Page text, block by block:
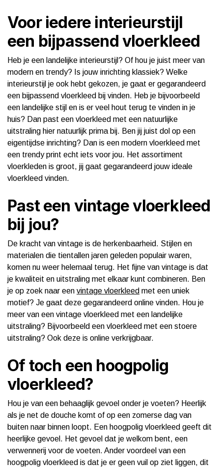
Voor iedere interieurstijl
een bijpassend vloerkleed
Heb je een landelijke interieurstijl? Of hou je juist meer van
modern en trendy? Is jouw inrichting klassiek? Welke
interieurstijl je ook hebt gekozen, je gaat er gegarandeerd
een bijpassend vloerkleed bij vinden. Heb je bijvoorbeeld
een landelijke stijl en is er veel hout terug te vinden in je
huis? Dan past een vloerkleed met een natuurlijke
uitstraling hier natuurlijk prima bij. Ben jij juist dol op een
eigentijdse inrichting? Dan is een modern vloerkleed met
een trendy print echt iets voor jou. Het assortiment
vloerkleden is groot, jij gaat gegarandeerd jouw ideale
vloerkleed vinden.
Past een vintage vloerkleed
bij jou?
De kracht van vintage is de herkenbaarheid. Stijlen en
materialen die tientallen jaren geleden populair waren,
komen nu weer helemaal terug. Het fijne van vintage is dat
je kwaliteit en uitstraling met elkaar kunt combineren. Ben
je op zoek naar een vintage vloerkleed met een uniek
motief? Je gaat deze gegarandeerd online vinden. Hou je
meer van een vintage vloerkleed met een landelijke
uitstraling? Bijvoorbeeld een vloerkleed met een stoere
uitstraling? Ook deze is online verkrijgbaar.
Of toch een hoogpolig
vloerkleed?
Hou je van een behaaglijk gevoel onder je voeten? Heerlijk
als je net de douche komt of op een zomerse dag van
buiten naar binnen loopt. Een hoogpolig vloerkleed geeft dit
heerlijke gevoel. Het gevoel dat je welkom bent, een
verwennerij voor de voeten. Ander voordeel van een
hoogpolig vloerkleed is dat je er geen vuil op ziet liggen, dit